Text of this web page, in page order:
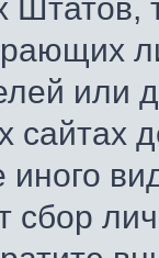
Штатов,
или
сайтах
сбор